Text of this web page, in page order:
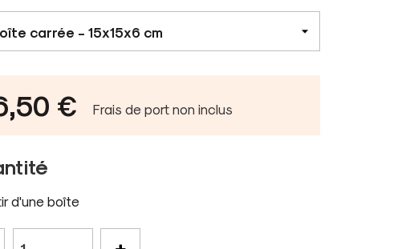
€ Frais de port non inclus
d'une boîte